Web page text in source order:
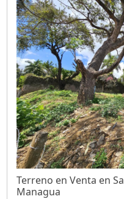
Terreno en Venta en
Managua